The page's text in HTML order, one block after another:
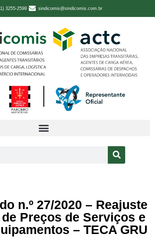
3255-2599 sindicomis@sindicomis.com.br
n.º 27/2020 – Reajuste
de Preços de Serviços e
– TECA GRU